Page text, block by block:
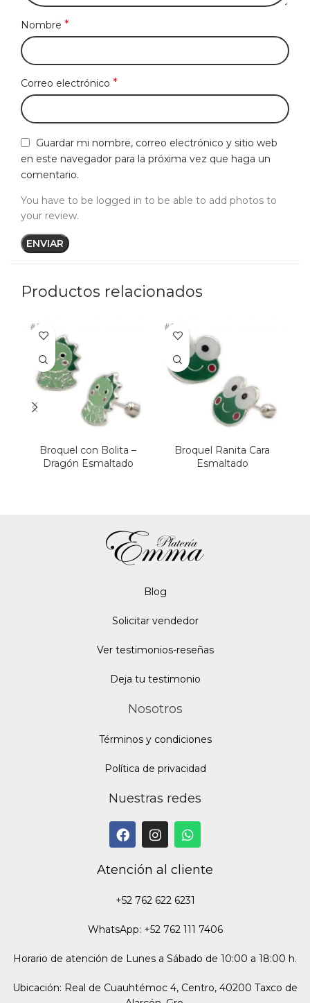
Nombre *
Correo electrónico *
Guardar mi nombre, correo electrónico y sitio web
en este navegador para la próxima vez que haga un
comentario.
You have to be logged in to be able to add photos to
your review.
Productos relacionados
Broquel con Bolita –
Dragón Esmaltado
Broquel Ranita Cara
Esmaltado
Blog
Solicitar vendedor
Ver testimonios-reseñas
Deja tu testimonio
Nosotros
Términos y condiciones
Política de privacidad
Nuestras redes
Atención al cliente
+52 762 622 6231
WhatsApp: +52 762 111 7406
Horario de atención de Lunes a Sábado de 10:00 a 18:00 h.
Ubicación: Real de Cuauhtémoc 4, Centro, 40200 Taxco de